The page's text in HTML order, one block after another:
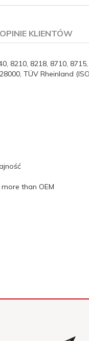
OPINIE KLIENTÓW
8210, 8218, 8710,
TÜV Rheinland
than OEM
ISO 28000, TÜV